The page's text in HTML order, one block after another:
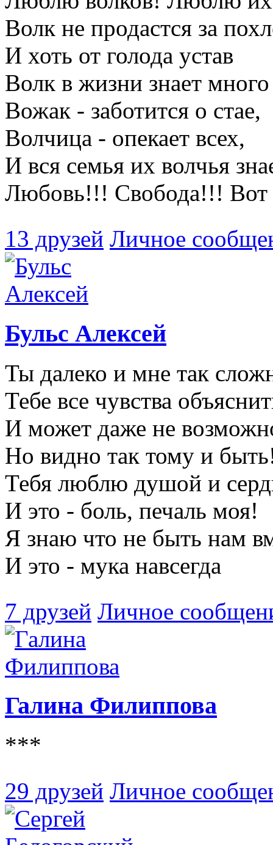
Волк не продастся за
И хоть от голода устав
Волк в жизни знает
Вожак - заботится о стае,
Волчица - опекает всех,
И вся семья их волчья
Любовь!!! Свобода!!! Вот
13 друзей Личное
Бульс Алексей
Ты далеко и мне так
Тебе все чувства
И может даже не
Но видно так тому и
Тебя люблю душой и
И это - боль, печаль моя!
Я знаю что не быть нам
И это - мука навсегда
7 друзей Личное
Галина Филиппова
***
29 друзей Личное